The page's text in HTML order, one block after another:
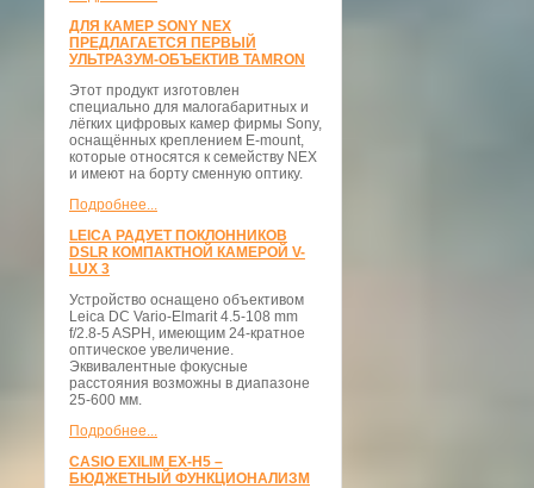
ДЛЯ КАМЕР SONY NEX
ПРЕДЛАГАЕТСЯ ПЕРВЫЙ
УЛЬТРАЗУМ-ОБЪЕКТИВ TAMRON
Этот продукт изготовлен
специально для малогабаритных и
лёгких цифровых камер фирмы Sony,
оснащённых креплением E-mount,
которые относятся к семейству NEX
и имеют на борту сменную оптику.
Подробнее...
LEICA РАДУЕТ ПОКЛОННИКОВ
DSLR КОМПАКТНОЙ КАМЕРОЙ V-
LUX 3
Устройство оснащено объективом
Leica DC Vario-Elmarit 4.5-108 mm
f/2.8-5 ASPH, имеющим 24-кратное
оптическое увеличение.
Эквивалентные фокусные
расстояния возможны в диапазоне
25-600 мм.
Подробнее...
CASIO EXILIM EX-H5 –
БЮДЖЕТНЫЙ ФУНКЦИОНАЛИЗМ